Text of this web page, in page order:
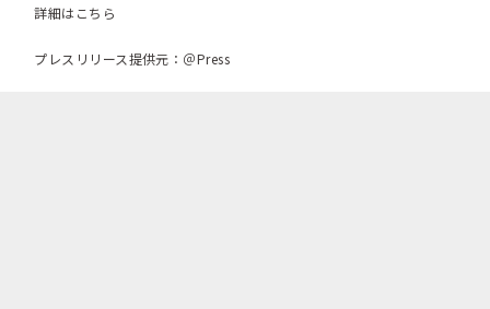
詳細はこちら
プレスリリース提供元：＠Press